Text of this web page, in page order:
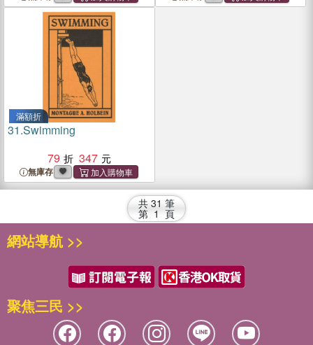
滿額折
31.Swimming
79
347
無庫存
共 31 筆
第 1 頁
網站導航 >>
聚焦三民 >>